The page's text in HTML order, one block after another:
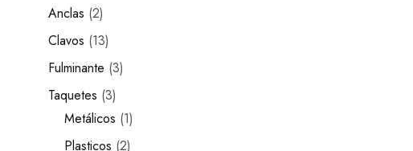
Anclas 2
Clavos 13
Fulminante 3
Taquetes 3
Metálicos 1
Plasticos 2